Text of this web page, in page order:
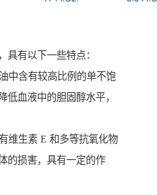
具有以下一些特点：
中含有较高比例的单不饱
低血液中的胆固醇水平，
维生素 E 和多等抗氧化物
的损害，具有一定的作